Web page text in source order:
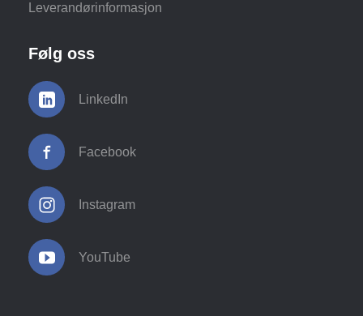
Leverandørinformasjon
Følg oss
LinkedIn
Facebook
Instagram
YouTube